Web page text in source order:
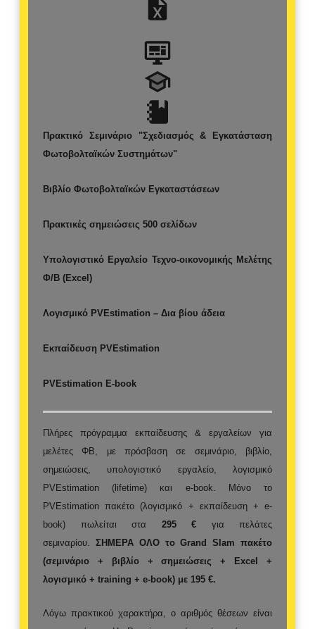
Πρακτικό Σεμινάριο "Σχεδιασμός & Εγκατάσταση
Φωτοβολταϊκών Συστημάτων"
Βιβλίο Φωτοβολταϊκών Εγκαταστάσεων
Πρακτικές σημειώσεις 500 σελίδων
Υπολογιστικό Εργαλείο Τεχνο-οικονομικής Μελέτης
Φ/Β (Excel)
Λογισμικό PVEstimation – Δια βίου άδεια
Εκπαίδευση PVEstimation
PVEstimation E-book
Πλήρες πρόγραμμα εκπαίδευσης & εργαλείων για
μελέτες ΦΒ, με πρόσβαση σε σεμινάριο, βιβλίο,
σημειώσεις, υπολογιστικό εργαλείο, λογισμικό
PVEstimation (lifetime) και e-book. Μόνο το
PVEstimation πακέτο (λογισμικό + εκπαίδευση + e-
book) πωλείται στα 295 € για πελάτες
σεμιναρίου. ΣΗΜΕΡΑ ΟΛΟ το Grand Slam πακέτο
(σεμινάριο + βιβλίο + σημειώσεις + Excel +
λογισμικό + training + e-book) με 195 €.
Λόγω πρακτικού χαρακτήρα, ο αριθμός θέσεων είναι